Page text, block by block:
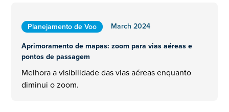
Planejamento de Voo
March 2024
Aprimoramento de mapas: zoom para vias aéreas e
pontos de passagem
Melhora a visibilidade das vias aéreas enquanto
diminui o zoom.